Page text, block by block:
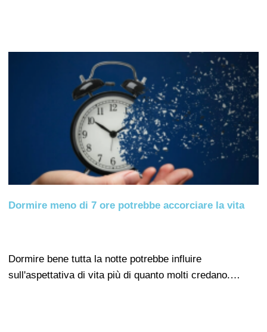
Dormire meno di 7 ore potrebbe accorciare la vita
Dormire bene tutta la notte potrebbe influire
sull'aspettativa di vita più di quanto molti credano.…